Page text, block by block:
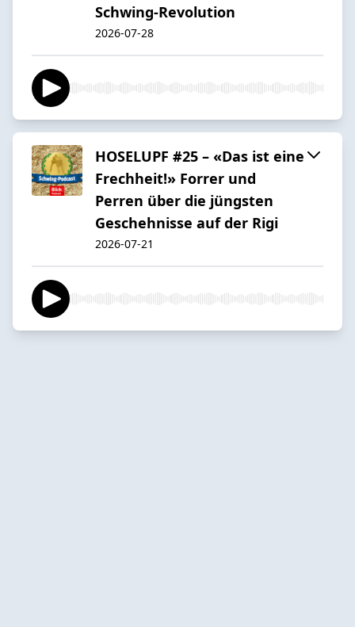
Schwing-Revolution
2026-07-28
HOSELUPF #25 – «Das ist eine
Frechheit!» Forrer und
Perren über die jüngsten
Geschehnisse auf der Rigi
2026-07-21